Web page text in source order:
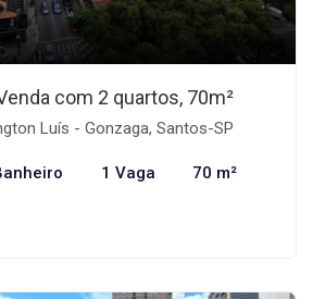
com 2 quartos, 70m²
Luís - Gonzaga, Santos-SP
1 Vaga 70 m²